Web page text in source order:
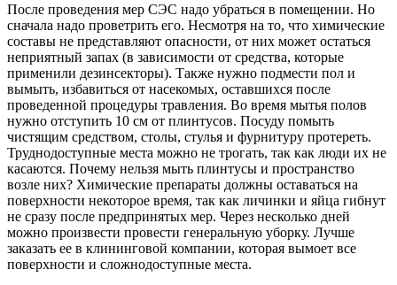
После проведения мер СЭС надо убраться в помещении. Но
сначала надо проветрить его. Несмотря на то, что химические
составы не представляют опасности, от них может остаться
неприятный запах (в зависимости от средства, которые
применили дезинсекторы). Также нужно подмести пол и
вымыть, избавиться от насекомых, оставшихся после
проведенной процедуры травления. Во время мытья полов
нужно отступить 10 см от плинтусов. Посуду помыть
чистящим средством, столы, стулья и фурнитуру протереть.
Труднодоступные места можно не трогать, так как люди их не
касаются. Почему нельзя мыть плинтусы и пространство
возле них? Химические препараты должны оставаться на
поверхности некоторое время, так как личинки и яйца гибнут
не сразу после предпринятых мер. Через несколько дней
можно произвести провести генеральную уборку. Лучше
заказать ее в клининговой компании, которая вымоет все
поверхности и сложнодоступные места.